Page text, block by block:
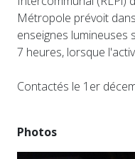
Métropole prévoit
enseignes
7 heures, lorsque
Contactés le 1er
Photos